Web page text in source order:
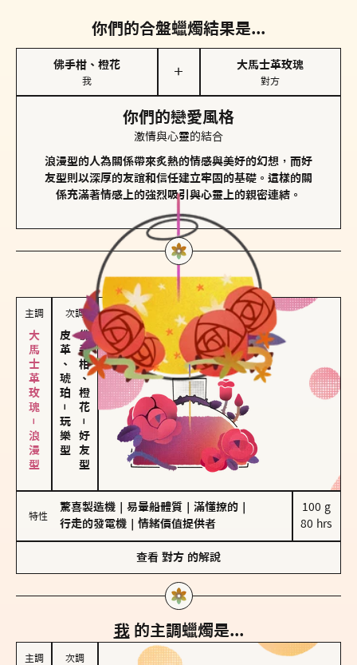
你們的合盤蠟燭結果是...
佛手柑、橙花
我
＋
大馬士革玫瑰
對方
你們的戀愛風格
激情與心靈的結合
浪漫型的人為關係帶來炙熱的情感與美好的幻想，而好
友型則以深厚的友誼和信任建立牢固的基礎。這樣的關
係充滿著情感上的強烈吸引與心靈上的親密連結。
對方的主調蠟燭是...
主調
大馬士革玫瑰－浪漫型
次調
皮革、琥珀
－
玩樂型
佛手柑、橙花
－
好友型
特性
驚喜製造機 易暈船體質 滿懂撩的
行走的發電機
情緒價值提供者
100 g
80 hrs
查看 對方 的解說
我 的主調蠟燭是...
主調 次調